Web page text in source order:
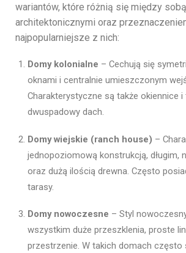
wariantów, które różnią się między
architektonicznymi oraz
najpopularniejsze z nich:
Domy kolonialne – Cechują się
oknami i centralnie umieszczonym
Charakterystyczne są także okiennice i
dwuspadowy dach.
Domy wiejskie (ranch house) –
jednopoziomową konstrukcją, długim,
oraz dużą ilością drewna. Często
tarasy.
Domy nowoczesne – Styl
wszystkim duże przeszklenia, proste
przestrzenie. W takich domach często